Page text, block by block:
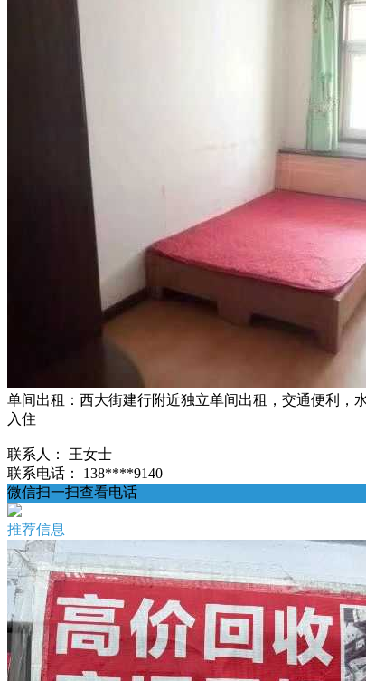
单间出租：西大街建行附近独立单间出租，交通便利，
入住
联系人：
王女士
联系电话：
138****9140
微信扫一扫查看电话
推荐信息